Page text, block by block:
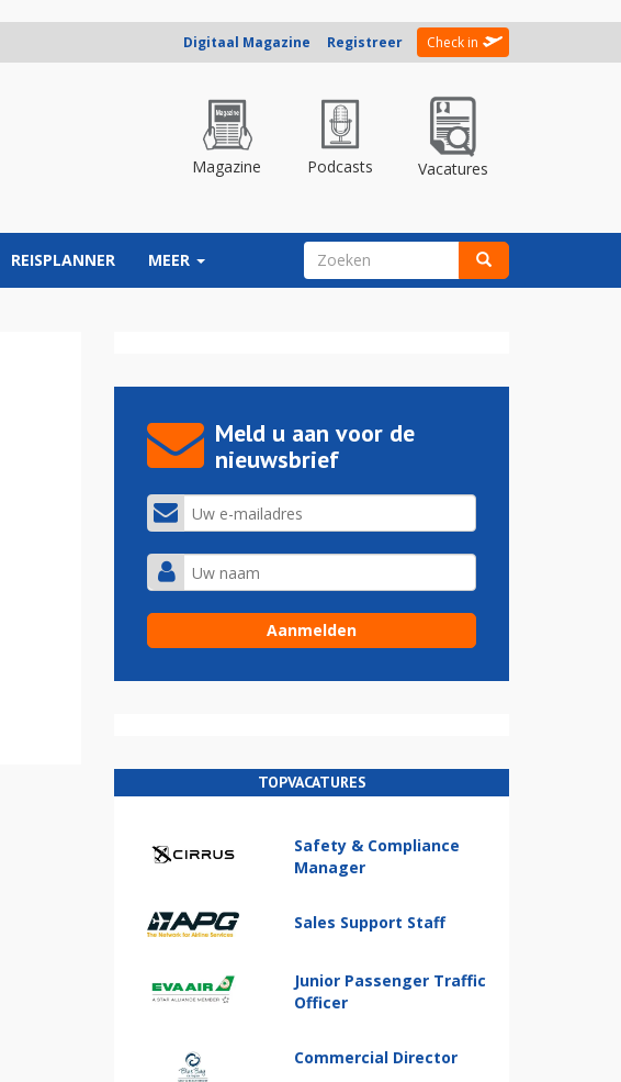
Digitaal Magazine Registreer Check in
Magazine Podcasts Vacatures
REISPLANNER MEER ZOEKVELD
Meld u aan voor de
nieuwsbrief
TOPVACATURES
Safety & Compliance
Manager
Sales Support Staff
Junior Passenger Traffic
Officer
Commercial Director